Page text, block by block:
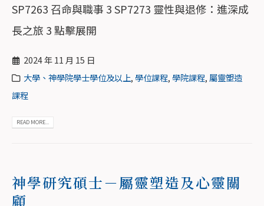
SP7263 召命與職事 3 SP7273 靈性與退修：進深成
長之旅 3 點擊展開
2024 年 11 月 15 日
大學、神學院學士學位及以上, 學位課程, 學院課程, 屬靈塑造
課程
READ MORE...
神學研究碩士－屬靈塑造及心靈關
顧